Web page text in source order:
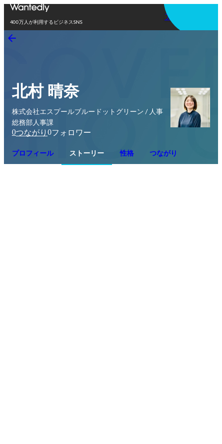
400万人が利用するビジネスSNS
アプリを使う
北村 晴奈
株式会社エスプールブルードットグリーン / 人事
総務部人事課
0つながり 0フォロワー
プロフィール ストーリー 性格 つながり